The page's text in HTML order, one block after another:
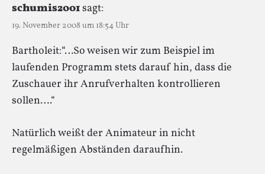
schumis2001sagt:
19. November 2008 um 18:54 Uhr
Bartholeit:“…So weisen wir zum Beispiel im
laufenden Programm stets darauf hin, dass die
Zuschauer ihr Anrufverhalten kontrollieren
sollen….“
Natürlich weißt der Animateur in nicht
regelmäßigen Abständen daraufhin.